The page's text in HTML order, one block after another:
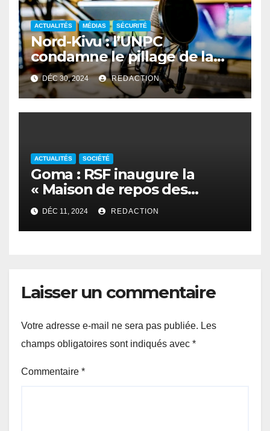
ACTUALITÉS MÉDIAS SÉCURITÉ
Nord-Kivu : l’UNPC
condamne le pillage de la
Radio communautaire de
Buleusa
DÉC 30, 2024 REDACTION
ACTUALITÉS SOCIÉTÉ
Goma : RSF inaugure la
« Maison de repos des
journalistes déplacés »
DÉC 11, 2024 REDACTION
Laisser un commentaire
Votre adresse e-mail ne sera pas publiée. Les
champs obligatoires sont indiqués avec *
Commentaire *